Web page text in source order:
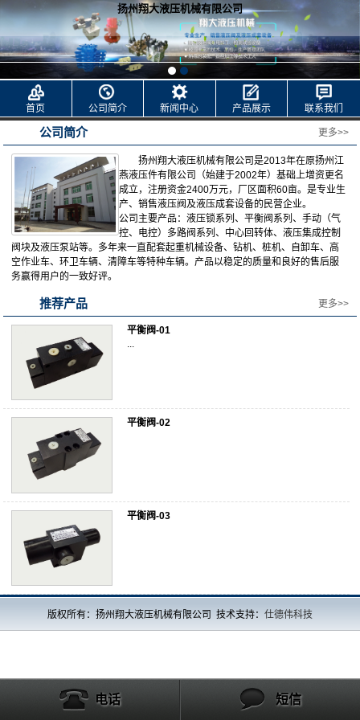
扬州翔大液压机械有限公司
首页 公司简介 新闻中心 产品展示 联系我们
更多>>
公司简介
扬州翔大液压机械有限公司是2013年在原扬州江
燕液压件有限公司（始建于2002年）基础上增资更名
成立，注册资金2400万元，厂区面积60亩。是专业生
产、销售液压阀及液压成套设备的民营企业。
公司主要产品：液压锁系列、平衡阀系列、手动（气
控、电控）多路阀系列、中心回转体、液压集成控制
阀块及液压泵站等。多年来一直配套起重机械设备、钻机、桩机、自卸车、高
空作业车、环卫车辆、清障车等特种车辆。产品以稳定的质量和良好的售后服
务赢得用户的一致好评。
推荐产品 更多>>
平衡阀-01
...
平衡阀-02
平衡阀-03
版权所有：扬州翔大液压机械有限公司 技术支持： 仕德伟科技
电话 短信